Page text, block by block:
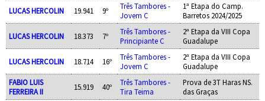
LUCAS HERCOLIN 19.941 9º
Três Tambores -
Jovem C
1ª Etapa do Camp.
Barretos 2024/2025
LUCAS HERCOLIN 18.373 7º
Três Tambores -
Principiante C
2ª Etapa da VIII Copa
Guadalupe
LUCAS HERCOLIN 18.714 16º
Três Tambores -
Jovem C
2ª Etapa da VIII Copa
Guadalupe
FABIO LUIS
FERREIRA II
15.919 40º
Três Tambores -
Tira Teima
Prova de 3T Haras NS.
das Graças